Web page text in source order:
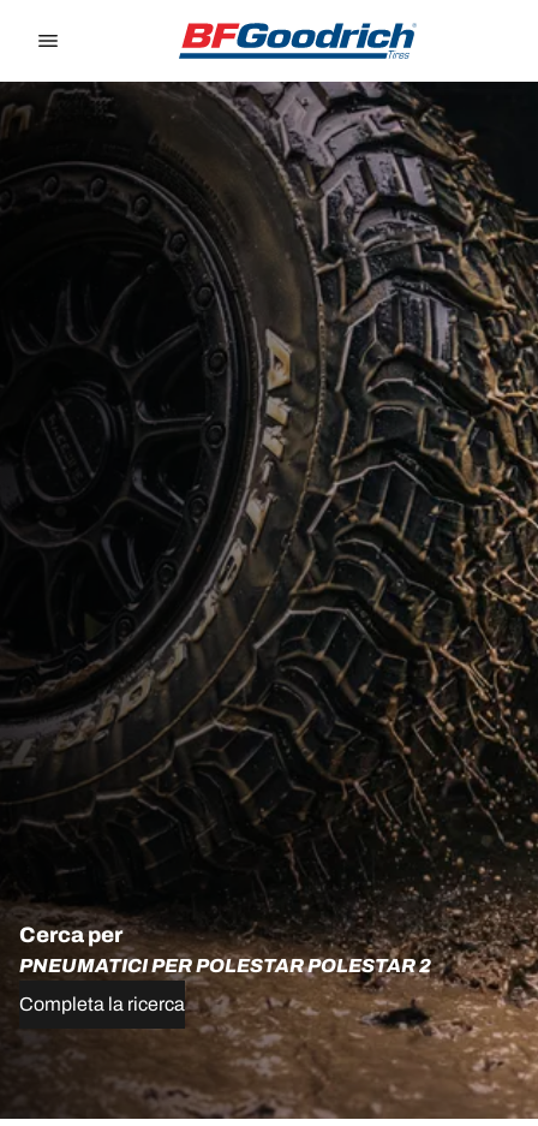
Cerca per
PNEUMATICI PER POLESTAR POLESTAR 2
Completa la ricerca